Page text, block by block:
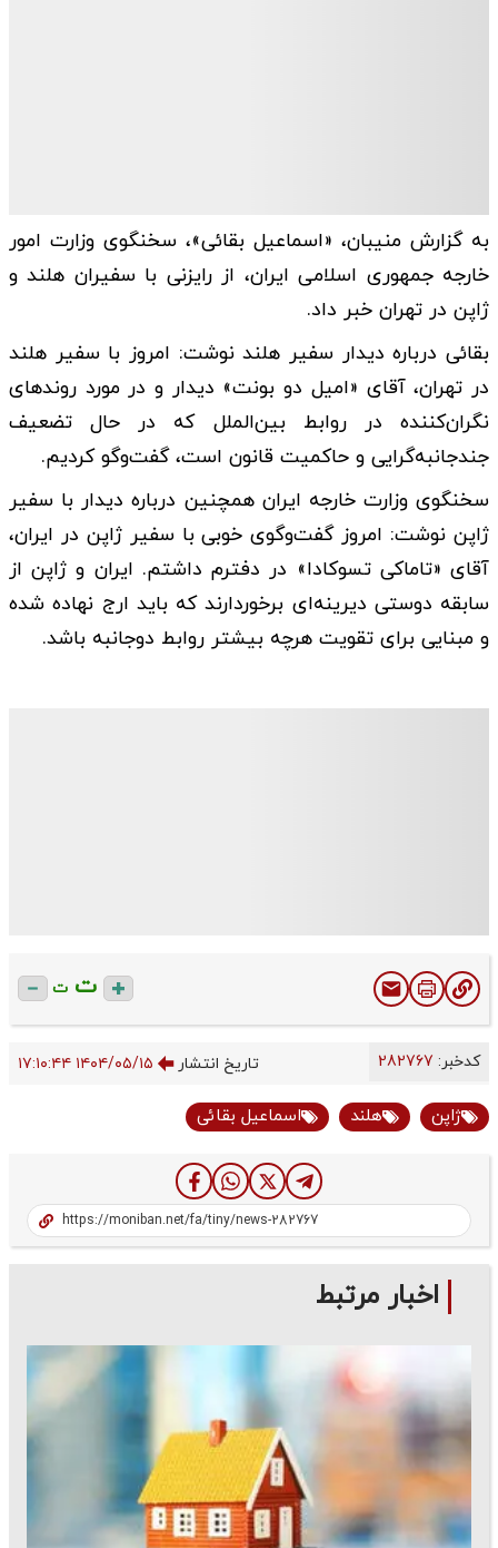
به گزارش منیبان، «اسماعیل بقائی»، سخنگوی وزارت امور
خارجه جمهوری اسلامی ایران، از رایزنی با سفیران هلند و
ژاپن در تهران خبر داد.
بقائی درباره دیدار سفیر هلند نوشت: امروز با سفیر هلند
در تهران، آقای «امیل دو بونت» دیدار و در مورد روندهای
نگران‌کننده در روابط بین‌الملل که در حال تضعیف
جندجانبه‌گرایی و حاکمیت قانون است، گفت‌وگو کردیم.
سخنگوی وزارت خارجه ایران همچنین درباره دیدار با سفیر
ژاپن نوشت: امروز گفت‌وگوی خوبی با سفیر ژاپن در ایران،
آقای «تاماکی تسوکادا» در دفترم داشتم. ایران و ژاپن از
سابقه دوستی دیرینه‌ای برخوردارند که باید ارج نهاده شده
و مبنایی برای تقویت هرچه بیشتر روابط دوجانبه باشد.
ت ت
کدخبر: تاریخ انتشار ۱۴۰۴/۰۵/۱۵ ۱۷:۱۰:۴۴
ژاپن هلند اسماعیل بقائی
اخبار مرتبط